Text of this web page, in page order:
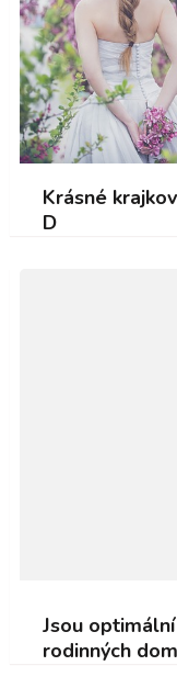
Krásné
D
Jsou
rodinných